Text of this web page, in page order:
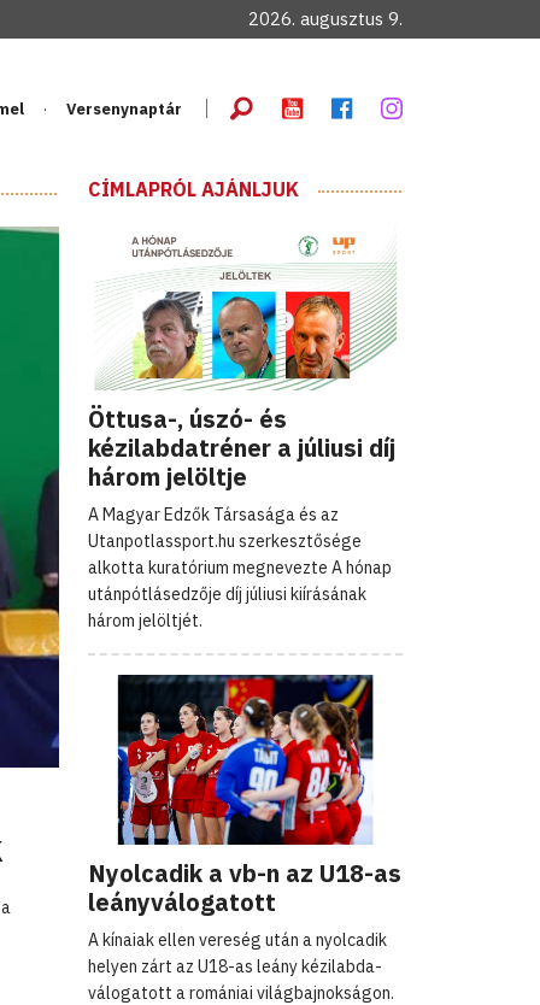
2026. augusztus 9.
Versenynaptár
CÍMLAPRÓL AJÁNLJUK
Öttusa-, úszó- és
kézilabdatréner a júliusi díj
három jelöltje
A Magyar Edzők Társasága és az
Utanpotlassport.hu szerkesztősége
alkotta kuratórium megnevezte A hónap
utánpótlásedzője díj júliusi kiírásának
három jelöltjét.
Nyolcadik a vb-n az U18-as
leányválogatott
A kínaiak ellen vereség után a nyolcadik
helyen zárt az U18-as leány kézilabda-
válogatott a romániai világbajnokságon.